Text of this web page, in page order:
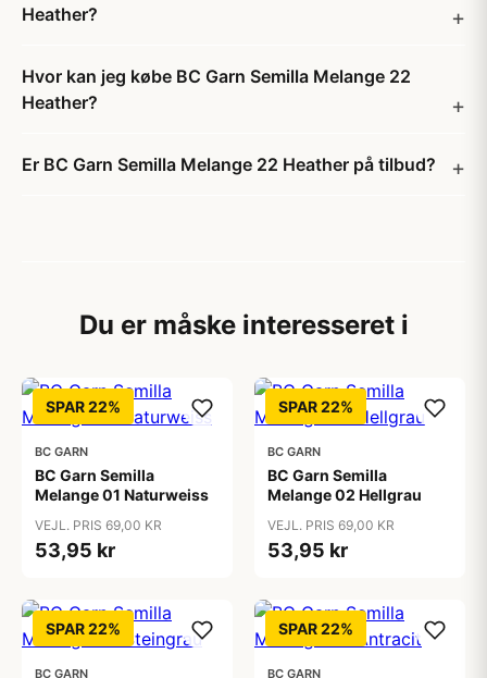
Heather?
Hvor kan jeg købe BC Garn Semilla Melange 22
Heather?
Er BC Garn Semilla Melange 22 Heather på tilbud?
Du er måske interesseret i
SPAR 22%
BC GARN
BC Garn Semilla
Melange 01 Naturweiss
VEJL. PRIS 69,00 KR
53,95 kr
SPAR 22%
BC GARN
BC Garn Semilla
Melange 02 Hellgrau
VEJL. PRIS 69,00 KR
53,95 kr
SPAR 22%
BC GARN
SPAR 22%
BC GARN